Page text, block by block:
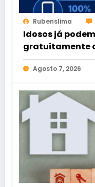
Rubenslima
Idosos já
gratuitamente
Agosto 7, 2026